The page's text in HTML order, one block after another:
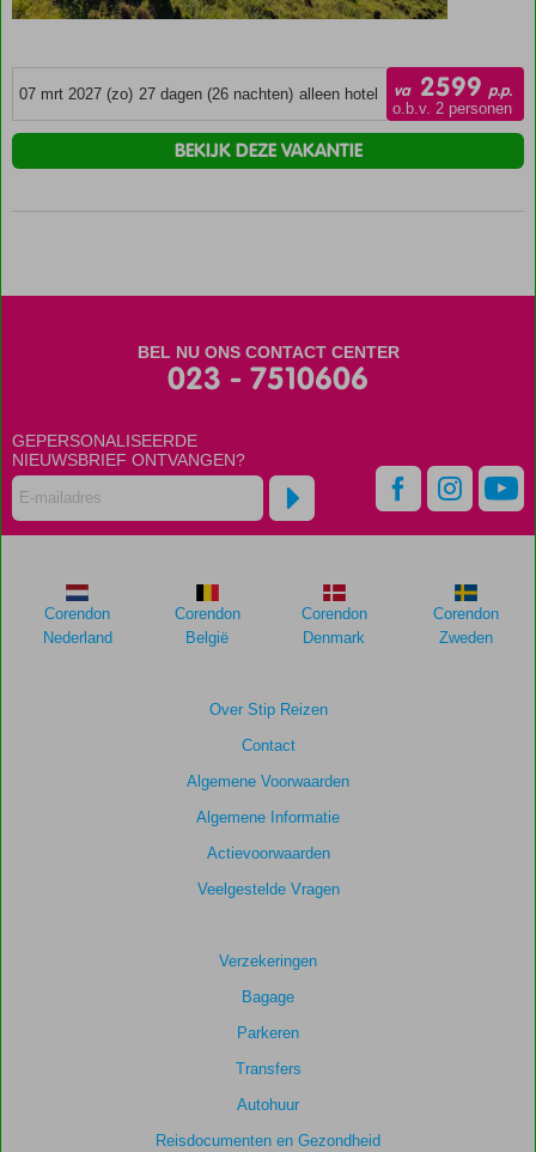
07 mrt 2027 (zo) 27 dagen (26 nachten) alleen hotel va 2599 p.p.
o.b.v. 2 personen
BEKIJK DEZE VAKANTIE
BEL NU ONS CONTACT CENTER
023 - 7510606
GEPERSONALISEERDE
NIEUWSBRIEF ONTVANGEN?
Over Stip Reizen
Contact
Algemene Voorwaarden
Algemene Informatie
Actievoorwaarden
Veelgestelde Vragen
Verzekeringen
Bagage
Parkeren
Transfers
Autohuur
Reisdocumenten en Gezondheid
Corendon
Nederland
Corendon
België
Corendon
Denmark
Corendon
Zweden